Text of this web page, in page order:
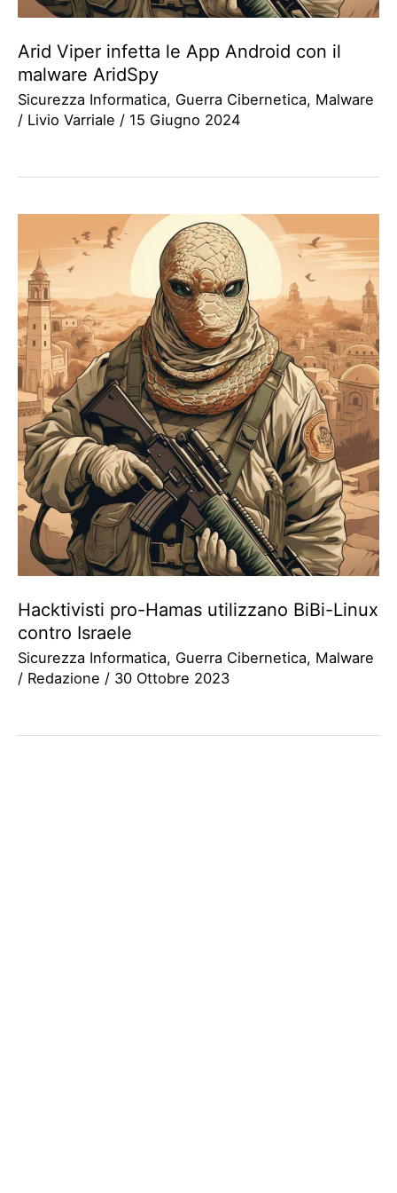
Arid Viper infetta le App Android con il
malware AridSpy
Sicurezza Informatica, Guerra Cibernetica, Malware
/ Livio Varriale / 15 Giugno 2024
Hacktivisti pro-Hamas utilizzano BiBi-Linux
contro Israele
Sicurezza Informatica, Guerra Cibernetica, Malware
/ Redazione / 30 Ottobre 2023